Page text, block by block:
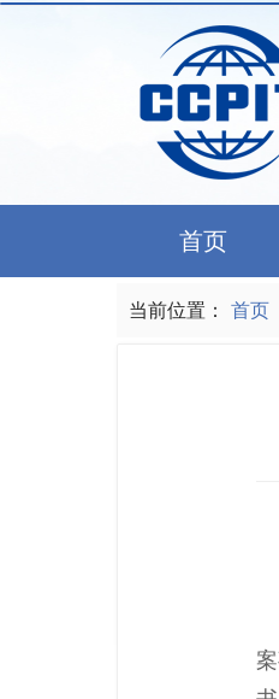
首页
当前位置： 首页